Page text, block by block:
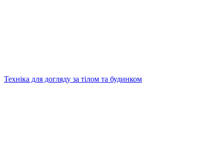
Техніка для догляду за тілом та будинком